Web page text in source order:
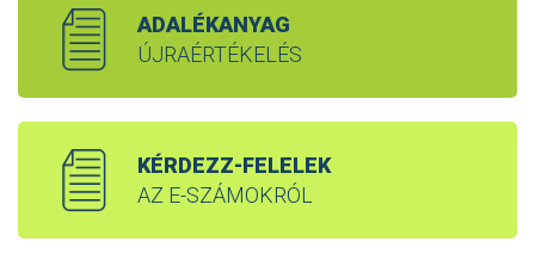
ADALÉKANYAG
ÚJRAÉRTÉKELÉS
KÉRDEZZ-FELELEK
AZ E-SZÁMOKRÓL